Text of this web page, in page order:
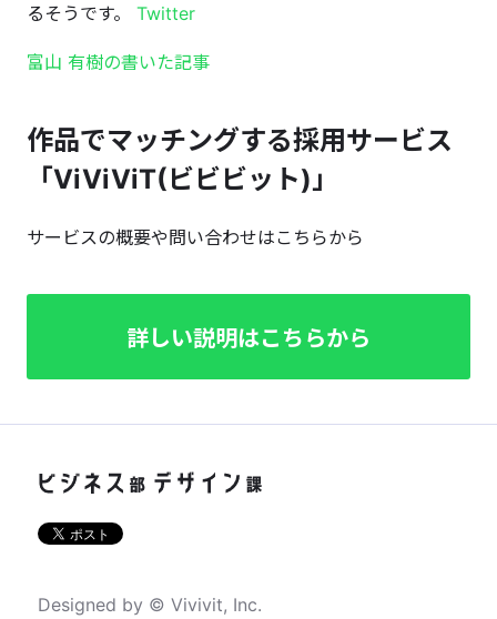
るそうです。 Twitter
富山 有樹の書いた記事
作品でマッチングする採用サービス
「ViViViT(ビビビット)」
サービスの概要や問い合わせはこちらから
詳しい説明はこちらから
Designed by © Vivivit, Inc.